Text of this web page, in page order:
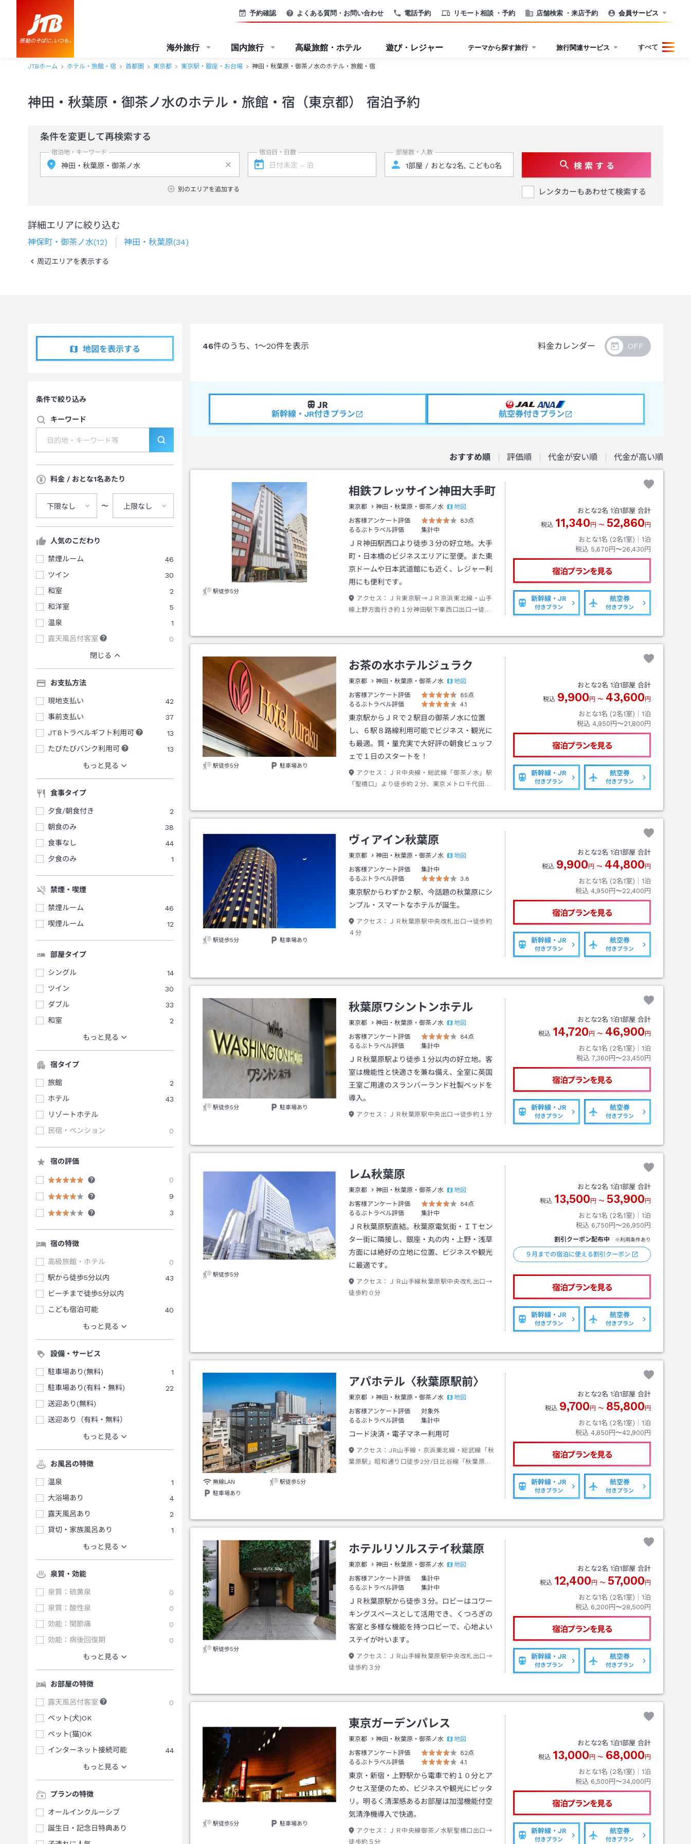
電話予約 リモート相談 ・予約 店舗検索 ・来店予約
予約確認 よくある質問・お問い合わせ 会員サービス
海外旅行 国内旅行 高級旅館・ホテル 遊び・レジャー テーマから探す旅行 旅行関連サービス すべて
JTBホーム ホテル・旅館・宿 首都圏 東京都 東京駅・銀座・お台場 神田・秋葉原・御茶ノ水のホテル・旅館・宿
神田・秋葉原・御茶ノ水のホテル・旅館・宿（東京都） 宿泊予約
条件を変更して再検索する
宿泊地・キーワード
別のエリアを追加する
宿泊日・日数 部屋数・人数
検 索 す る
レンタカーもあわせて検索する
詳細エリアに絞り込む
神保町・御茶ノ水(12) 神田・秋葉原(34)
周辺エリアを表示する
地図を表示する
条件で絞り込み
キーワード
料金 / おとな1名あたり
下限なし 〜 上限なし
人気のこだわり
禁煙ルーム
46
ツイン
30
和室
2
和洋室
5
温泉
1
露天風呂付客室
0
閉じる
お支払方法
現地支払い
42
事前支払い
37
JTBトラベルギフト利用可
13
たびたびバンク利用可
13
もっと見る
食事タイプ
夕食/朝食付き
2
朝食のみ
38
食事なし
44
夕食のみ
1
禁煙・喫煙
禁煙ルーム
46
喫煙ルーム
12
部屋タイプ
シングル
14
ツイン
30
ダブル
33
和室
2
もっと見る
宿タイプ
旅館
2
ホテル
43
リゾートホテル
民宿・ペンション
0
宿の評価
0
9
3
宿の特徴
高級旅館・ホテル
0
駅から徒歩5分以内
43
ビーチまで徒歩5分以内
こども宿泊可能
40
もっと見る
設備・サービス
駐車場あり(無料)
1
駐車場あり(有料・無料)
22
送迎あり(無料)
送迎あり（有料・無料）
もっと見る
お風呂の特徴
温泉
1
大浴場あり
4
露天風呂あり
2
貸切・家族風呂あり
1
もっと見る
泉質・効能
泉質：硫黄泉
0
泉質：酸性泉
0
効能：関節痛
0
効能：病後回復期
0
もっと見る
お部屋の特徴
露天風呂付客室
0
ペット(犬)OK
ペット(猫)OK
インターネット接続可能
44
もっと見る
プランの特徴
オールインクルーシブ
誕生日・記念日特典あり
46件のうち、 1～20件を表示 料金カレンダー
新幹線・JR付きプラン 航空券付きプラン
おすすめ順 評価順 代金が安い順 代金が高い順
駅徒歩5分
相鉄フレッサイン神田大手町
東京都 神田・秋葉原・御茶ノ水
地図
お客様アンケート評価
83点
るるぶトラベル評価
集計中
ＪＲ神田駅西口より徒歩３分の好立地。大手
町・日本橋のビジネスエリアに至便。また東
京ドームや日本武道館にも近く、レジャー利
用にも便利です。
アクセス：
ＪＲ東京駅→ＪＲ京浜東北線・山手
線上野方面行き約１分神田駅下車西口出口→徒歩
おとな2名 1泊1部屋 合計
税込 11,340 円 〜 52,860 円
おとな1名 (2名1室)｜ 1泊
税込 5,670円〜26,430円
宿泊プランを見る
新幹線・JR
付きプラン
航空券
付きプラン
駅徒歩5分 駐車場あり
お茶の水ホテルジュラク
東京都 神田・秋葉原・御茶ノ水
地図
お客様アンケート評価
85点
るるぶトラベル評価
4.1
東京駅からＪＲで２駅目の御茶ノ水に位置
し、６駅８路線利用可能でビジネス・観光に
も最適。質・量充実で大好評の朝食ビュッフ
ェで１日のスタートを！
アクセス：
ＪＲ中央線・総武線「御茶ノ水」駅
「聖橋口」より徒歩約２分、東京メトロ千代田線
おとな2名 1泊1部屋 合計
税込 9,900 円 〜 43,600 円
おとな1名 (2名1室)｜ 1泊
税込 4,950円〜21,800円
宿泊プランを見る
新幹線・JR
付きプラン
航空券
付きプラン
駅徒歩5分 駐車場あり
ヴィアイン秋葉原
東京都 神田・秋葉原・御茶ノ水
地図
お客様アンケート評価
集計中
るるぶトラベル評価
3.8
東京駅からわずか２駅、今話題の秋葉原にシ
ンプル・スマートなホテルが誕生。
アクセス：
ＪＲ秋葉原駅中央改札出口→徒歩約
４分
おとな2名 1泊1部屋 合計
税込 9,900 円 〜 44,800 円
おとな1名 (2名1室)｜ 1泊
税込 4,950円〜22,400円
宿泊プランを見る
新幹線・JR
付きプラン
航空券
付きプラン
駅徒歩5分 駐車場あり
秋葉原ワシントンホテル
東京都 神田・秋葉原・御茶ノ水
地図
お客様アンケート評価
84点
るるぶトラベル評価
集計中
ＪＲ秋葉原駅より徒歩１分以内の好立地。客
室は機能性と快適さを兼ね備え、全室に英国
王室ご用達のスランバーランド社製ベッドを
導入。
アクセス： ＪＲ秋葉原駅中央出口→徒歩約１分
おとな2名 1泊1部屋 合計
税込 14,720 円 〜 46,900 円
おとな1名 (2名1室)｜ 1泊
税込 7,360円〜23,450円
宿泊プランを見る
新幹線・JR
付きプラン
航空券
付きプラン
駅徒歩5分
レム秋葉原
東京都 神田・秋葉原・御茶ノ水
地図
お客様アンケート評価
84点
るるぶトラベル評価
集計中
ＪＲ秋葉原駅直結。秋葉原電気街・ＩＴセン
ター街に隣接し、銀座・丸の内・上野・浅草
方面には絶好の立地に位置、ビジネスや観光
に最適です。
アクセス：
ＪＲ山手線秋葉原駅中央改札出口→
徒歩約０分
おとな2名 1泊1部屋 合計
税込 13,500 円 〜 53,900 円
おとな1名 (2名1室)｜ 1泊
税込 6,750円〜26,950円
割引クーポン配布中 ※利用条件あり
９月までの宿泊に使える割引クーポン
宿泊プランを見る
新幹線・JR
付きプラン
航空券
付きプラン
無線LAN
駅徒歩5分
駐車場あり
アパホテル〈秋葉原駅前〉
東京都 神田・秋葉原・御茶ノ水
地図
お客様アンケート評価
対象外
るるぶトラベル評価
集計中
コード決済・電子マネー利用可
アクセス： JR山手線・京浜東北線・総武線「秋
葉原駅」昭和通り口徒歩2分/日比谷線「秋葉原
おとな2名 1泊1部屋 合計
税込 9,700 円 〜 85,800 円
おとな1名 (2名1室)｜ 1泊
税込 4,850円〜42,900円
宿泊プランを見る
新幹線・JR
付きプラン
航空券
付きプラン
駅徒歩5分
ホテルリソルステイ秋葉原
東京都 神田・秋葉原・御茶ノ水
地図
お客様アンケート評価
集計中
るるぶトラベル評価
集計中
ＪＲ秋葉原駅から徒歩３分。ロビーはコワー
キングスペースとして活用でき、くつろぎの
客室と多様な機能を持つロビーで、心地よい
ステイが叶います。
アクセス：
ＪＲ山手線秋葉原駅中央改札出口→
徒歩約３分
おとな2名 1泊1部屋 合計
税込 12,400 円 〜 57,000 円
おとな1名 (2名1室)｜ 1泊
税込 6,200円〜28,500円
宿泊プランを見る
新幹線・JR
付きプラン
航空券
付きプラン
駅徒歩5分 駐車場あり
東京ガーデンパレス
東京都 神田・秋葉原・御茶ノ水
地図
お客様アンケート評価
82点
るるぶトラベル評価
4.1
東京・新宿・上野駅から電車で約１０分とア
クセス至便のため、ビジネスや観光にピッタ
リ。明るく清潔感あるお部屋は加湿機能付空
気清浄機導入で快適。
アクセス：
ＪＲ中央線御茶ノ水駅聖橋口出口→
徒歩約５分
おとな2名 1泊1部屋 合計
税込 13,000 円 〜 68,000 円
おとな1名 (2名1室)｜ 1泊
税込 6,500円〜34,000円
宿泊プランを見る
新幹線・JR
付きプラン
航空券
付きプラン